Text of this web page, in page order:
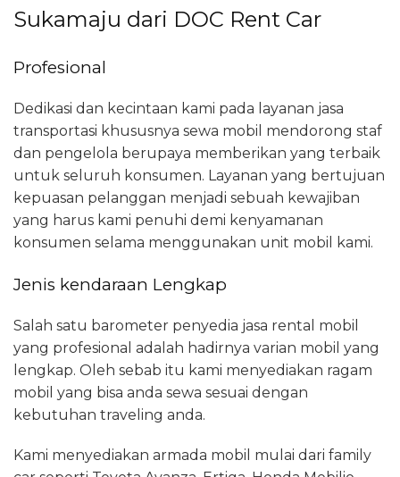
Sukamaju dari DOC Rent Car
Profesional
Dedikasi dan kecintaan kami pada layanan jasa
transportasi khususnya sewa mobil mendorong staf
dan pengelola berupaya memberikan yang terbaik
untuk seluruh konsumen. Layanan yang bertujuan
kepuasan pelanggan menjadi sebuah kewajiban
yang harus kami penuhi demi kenyamanan
konsumen selama menggunakan unit mobil kami.
Jenis kendaraan Lengkap
Salah satu barometer penyedia jasa rental mobil
yang profesional adalah hadirnya varian mobil yang
lengkap. Oleh sebab itu kami menyediakan ragam
mobil yang bisa anda sewa sesuai dengan
kebutuhan traveling anda.
Kami menyediakan armada mobil mulai dari family